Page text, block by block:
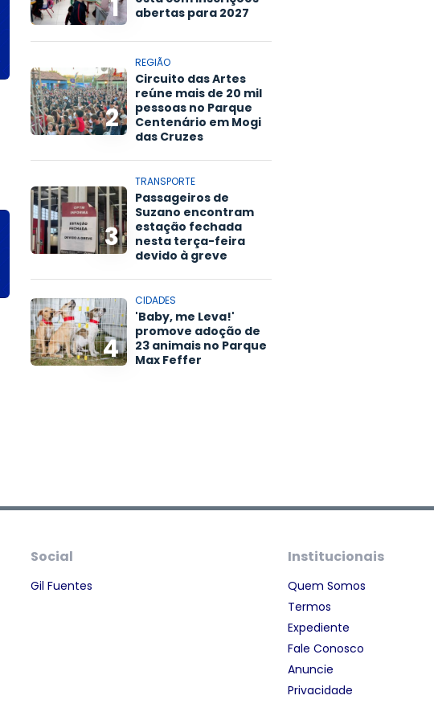
1
abertas para 2027
2
REGIÃO
Circuito das Artes
reúne mais de 20 mil
pessoas no Parque
Centenário em Mogi
das Cruzes
3
TRANSPORTE
Passageiros de
Suzano encontram
estação fechada
nesta terça-feira
devido à greve
4
CIDADES
'Baby, me Leva!'
promove adoção de
23 animais no Parque
Max Feffer
Social
Gil Fuentes
Institucionais
Quem Somos
Termos
Expediente
Fale Conosco
Anuncie
Privacidade